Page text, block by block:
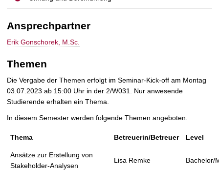
Ansprechpartner
Erik Gonschorek, M.Sc.
Themen
Die Vergabe der Themen erfolgt im Seminar-Kick-off am Montag
03.07.2023 ab 15:00 Uhr in der 2/W031. Nur anwesende
Studierende erhalten ein Thema.
In diesem Semester werden folgende Themen angeboten:
Thema Betreuerin/Betreuer Level
Ansätze zur Erstellung von
Stakeholder-Analysen
Lisa Remke Bachelor/